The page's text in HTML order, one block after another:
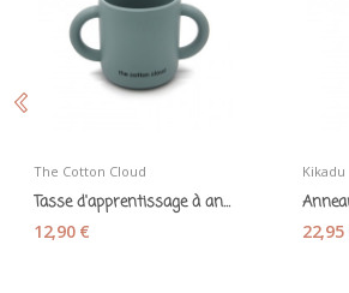
The Cotton Cloud
Tasse d'apprentissage à anses en silicone bleu...
12,90 €
Kikadu
22,95